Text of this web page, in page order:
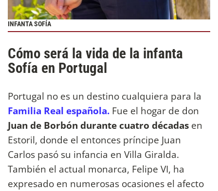
INFANTA SOFÍA
Cómo será la vida de la infanta
Sofía en Portugal
Portugal no es un destino cualquiera para la
Familia Real española. Fue el hogar de don
Juan de Borbón durante cuatro décadas en
Estoril, donde el entonces príncipe Juan
Carlos pasó su infancia en Villa Giralda.
También el actual monarca, Felipe VI, ha
expresado en numerosas ocasiones el afecto